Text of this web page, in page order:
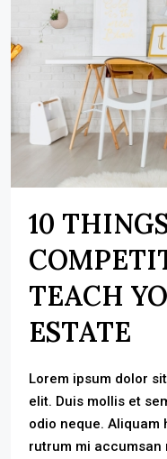
10
TEACH
ESTATE
Lorem ipsum dolor
elit. Duis mollis et
odio neque.
rutrum mi accumsan